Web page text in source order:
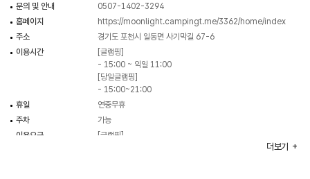
문의 및 안내
0507-1402-3294
홈페이지
https://moonlight.campingt.me/3362/home/index
주소
경기도 포천시 일동면 사기막길 67-6
이용시간
[글램핑]
- 15:00 ~ 익일 11:00
[당일글램핑]
- 15:00~21:00
휴일
연중무휴
주차
가능
이용요금
[글램핑]
더보기